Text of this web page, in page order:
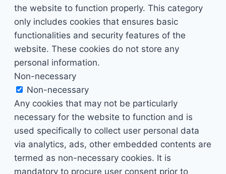
the website to function properly. This category
only includes cookies that ensures basic
functionalities and security features of the
website. These cookies do not store any
personal information.
Non-necessary
Non-necessary
Any cookies that may not be particularly
necessary for the website to function and is
used specifically to collect user personal data
via analytics, ads, other embedded contents are
termed as non-necessary cookies. It is
mandatory to procure user consent prior to